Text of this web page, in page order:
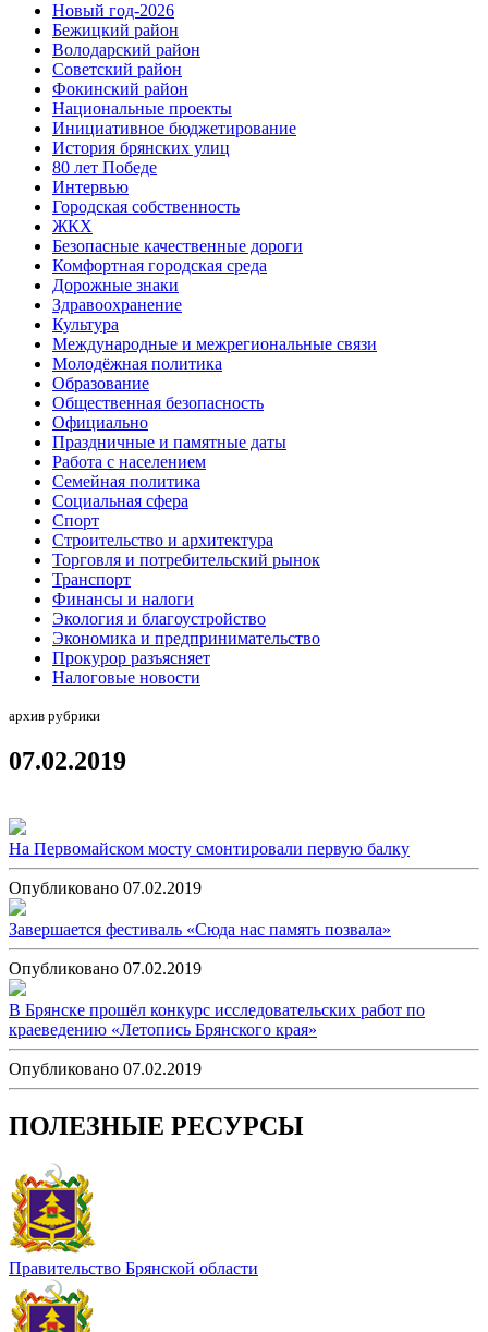
Новый год-2026
Бежицкий район
Володарский район
Советский район
Фокинский район
Национальные проекты
Инициативное бюджетирование
История брянских улиц
80 лет Победе
Интервью
Городская собственность
ЖКХ
Безопасные качественные дороги
Комфортная городская среда
Дорожные знаки
Здравоохранение
Культура
Международные и межрегиональные связи
Молодёжная политика
Образование
Общественная безопасность
Официально
Праздничные и памятные даты
Работа с населением
Семейная политика
Социальная сфера
Спорт
Строительство и архитектура
Торговля и потребительский рынок
Транспорт
Финансы и налоги
Экология и благоустройство
Экономика и предпринимательство
Прокурор разъясняет
Налоговые новости
архив рубрики
07.02.2019
На Первомайском мосту смонтировали первую балку
Опубликовано 07.02.2019
Завершается фестиваль «Сюда нас память позвала»
Опубликовано 07.02.2019
В Брянске прошёл конкурс исследовательских работ по
краеведению «Летопись Брянского края»
Опубликовано 07.02.2019
ПОЛЕЗНЫЕ РЕСУРСЫ
Правительство Брянской области